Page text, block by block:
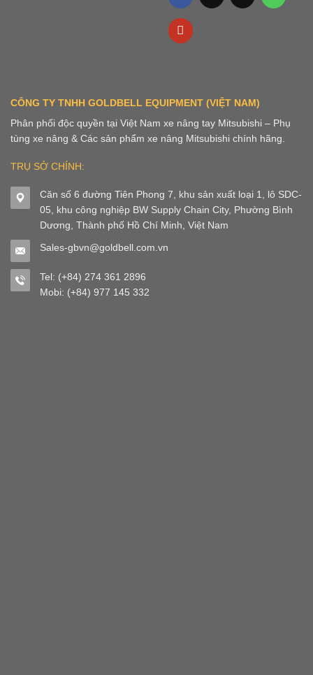
CÔNG TY TNHH GOLDBELL EQUIPMENT (VIỆT NAM)
Phân phối độc quyền tại Việt Nam xe nâng tay Mitsubishi – Phụ
tùng xe nâng & Các sản phẩm xe nâng Mitsubishi chính hãng.
TRỤ SỞ CHÍNH:
Căn số 6 đường Tiên Phong 7, khu sản xuất loại 1, lô SDC-
05, khu công nghiệp BW Supply Chain City, Phường Bình
Dương, Thành phố Hồ Chí Minh, Việt Nam
Sales-gbvn@goldbell.com.vn
Tel: (+84) 274 361 2896
Mobi: (+84) 977 145 332